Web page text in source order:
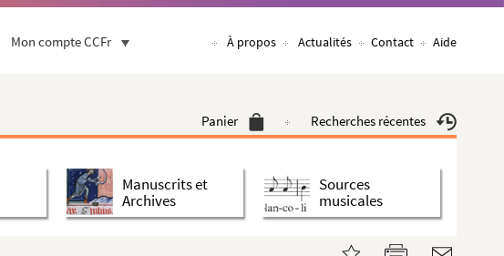
Mon compte CCFr À propos Actualités Contact Aide
Panier Recherches récentes
Manuscrits et
Archives
Sources
musicales